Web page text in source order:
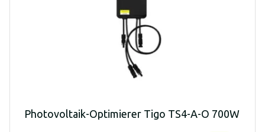
Photovoltaik-Optimierer Tigo TS4-A-O 700W